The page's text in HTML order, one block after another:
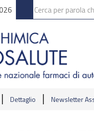
Dettaglio Newsletter